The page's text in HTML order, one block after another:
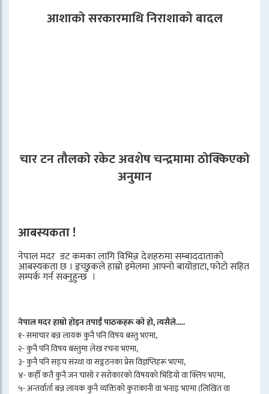
आशाको सरकारमाथि निराशाको बादल
चार टन तौलको रकेट अवशेष चन्द्रमामा ठोक्किएको
अनुमान
आबस्यकता !
नेपाल मदर डट कमका लागि विभिन्न देशहरुमा सम्बाददाताको
आबस्यकता छ । इच्छुकले हाम्रो इमेलमा आफ्नो बायोडाटा, फोटो सहित
सम्पर्क गर्न सक्नुहुन्छ ।
नेपाल मदर हाम्रो होइन तपाईँ पाठकहरू को हो, त्यसैले.....
१- समाचार बन्न लायक कुनै पनि विषय बस्तु भएमा,
२- कुनै पनि विषय बस्तुमा लेख रचना भएमा,
३- कुनै पनि सङ्घ संस्था वा सङ्गठनका प्रेस विज्ञप्तिहरू भएमा,
४- कहीँ कतै कुनै जन चासो र सरोकारको विषयको भिडियो वा क्लिप भएमा,
५- अन्तर्वार्ता बन्न लायक कुनै व्यक्तिको कुराकानी वा भनाइ भएमा (लिखित वा